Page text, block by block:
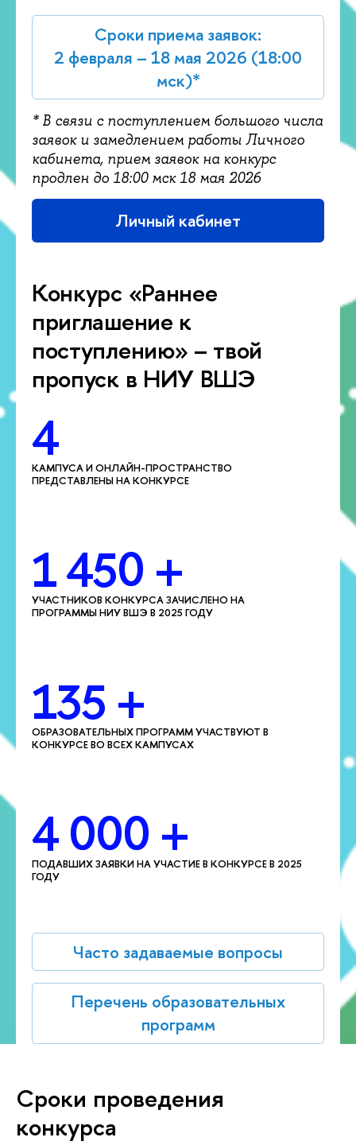
Сроки приема заявок:
2 февраля – 18 мая 2026 (18:00
мск)*
* В связи с поступлением большого числа
заявок и замедлением работы Личного
кабинета, прием заявок на конкурс
продлен до 18:00 мск 18 мая 2026
Личный кабинет
Конкурс «Раннее
приглашение к
поступлению» – твой
пропуск в НИУ ВШЭ
4
КАМПУСА И ОНЛАЙН-ПРОСТРАНСТВО
ПРЕДСТАВЛЕНЫ НА КОНКУРСЕ
1 450 +
УЧАСТНИКОВ КОНКУРСА ЗАЧИСЛЕНО НА
ПРОГРАММЫ НИУ ВШЭ В 2025 ГОДУ
135 +
ОБРАЗОВАТЕЛЬНЫХ ПРОГРАММ УЧАСТВУЮТ В
КОНКУРСЕ ВО ВСЕХ КАМПУСАХ
4 000 +
ПОДАВШИХ ЗАЯВКИ НА УЧАСТИЕ В КОНКУРСЕ В 2025
ГОДУ
Часто задаваемые вопросы
Перечень образовательных
программ
Сроки проведения
конкурса